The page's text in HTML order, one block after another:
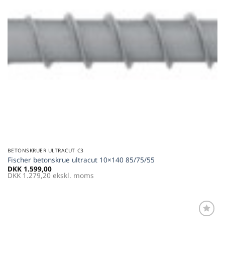
BETONSKRUER ULTRACUT C3
Fischer betonskrue ultracut 10×140 85/75/55
DKK 1.599,00
DKK 1.279,20 ekskl. moms